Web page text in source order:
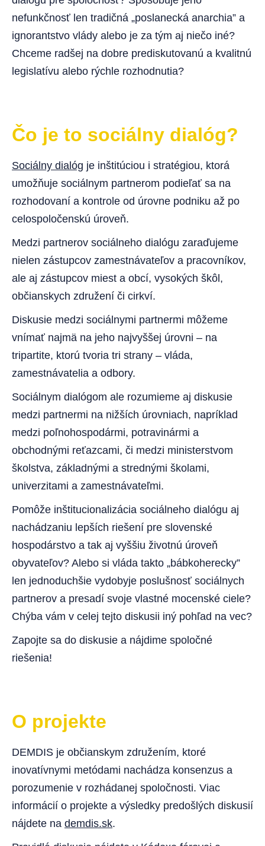
nefunkčnosť len tradičná „poslanecká anarchia” a
ignorantstvo vlády alebo je za tým aj niečo iné?
Chceme radšej na dobre prediskutovanú a kvalitnú
legislatívu alebo rýchle rozhodnutia?
Čo je to sociálny dialóg?
Sociálny dialóg je inštitúciou i stratégiou, ktorá
umožňuje sociálnym partnerom podieľať sa na
rozhodovaní a kontrole od úrovne podniku až po
celospoločenskú úroveň.
Medzi partnerov sociálneho dialógu zaraďujeme
nielen zástupcov zamestnávateľov a pracovníkov,
ale aj zástupcov miest a obcí, vysokých škôl,
občianskych združení či cirkví.
Diskusie medzi sociálnymi partnermi môžeme
vnímať najmä na jeho najvyššej úrovni – na
tripartite, ktorú tvoria tri strany – vláda,
zamestnávatelia a odbory.
Sociálnym dialógom ale rozumieme aj diskusie
medzi partnermi na nižších úrovniach, napríklad
medzi poľnohospodármi, potravinármi a
obchodnými reťazcami, či medzi ministerstvom
školstva, základnými a strednými školami,
univerzitami a zamestnávateľmi.
Pomôže inštitucionalizácia sociálneho dialógu aj
nachádzaniu lepších riešení pre slovenské
hospodárstvo a tak aj vyššiu životnú úroveň
obyvateľov? Alebo si vláda takto „bábkoherecky”
len jednoduchšie vydobyje poslušnosť sociálnych
partnerov a presadí svoje vlastné mocenské ciele?
Chýba vám v celej tejto diskusii iný pohľad na vec?
Zapojte sa do diskusie a nájdime spoločné
riešenia!
O projekte
DEMDIS je občianskym združením, ktoré
inovatívnymi metódami nachádza konsenzus a
porozumenie v rozhádanej spoločnosti. Viac
informácií o projekte a výsledky predošlých diskusií
nájdete na demdis.sk.